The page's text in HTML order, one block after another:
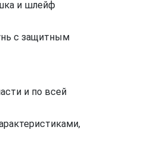
и шлейф
с защитным
и по всей